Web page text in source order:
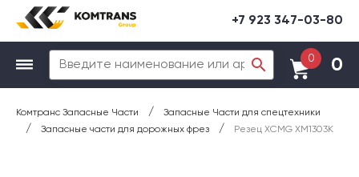
+7 923 347-03-80
0 0
Комтранс Запасные Части / Запасные Части для спецтехники
/ Запасные части для дорожных фрез / Резец XCMG XM1303K